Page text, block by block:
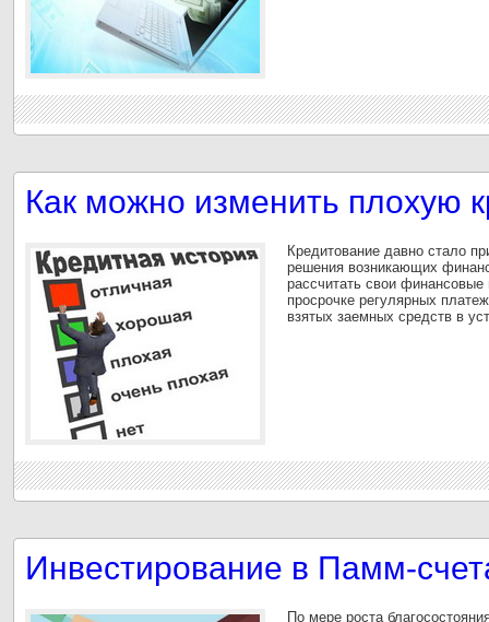
Как можно изменить плохую
Кредитование давно стало
решения возникающих
рассчитать свои финансовые
просрочке регулярных
взятых заемных средств в
Инвестирование в Памм-
По мере роста